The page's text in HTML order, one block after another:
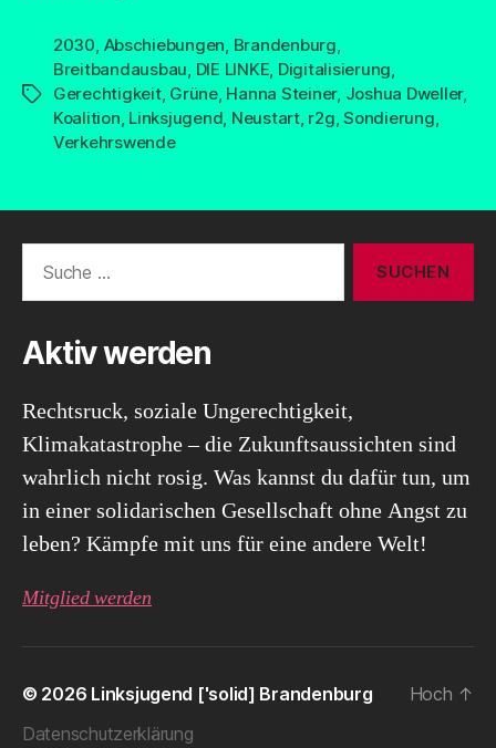
Schlagwörter
2030 Abschiebungen Brandenburg
Breitbandausbau DIE LINKE Digitalisierung
Gerechtigkeit, Grüne, Hanna Steiner, Joshua Dweller,
Koalition Linksjugend Neustart, r2g ,Sondierung
Verkehrswende
nach:
Aktiv werden
Rechtsruck, soziale Ungerechtigkeit,
Klimakatastrophe – die Zukunftsaussichten sind
wahrlich nicht rosig. Was kannst du dafür tun, um
in einer solidarischen Gesellschaft ohne Angst zu
leben? Kämpfe mit uns für eine andere Welt!
Mitglied werden
© 2026 Linksjugend ['solid] Brandenburg
Datenschutzerklärung
Hoch ↑